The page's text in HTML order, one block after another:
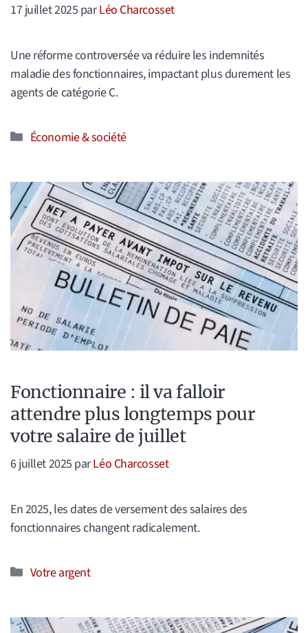
17 juillet 2025 parLéo Charcosset
Une réforme controversée va réduire les indemnités
maladie des fonctionnaires, impactant plus durement les
agents de catégorie C.
Catégories
Économie & société
Fonctionnaire : il va falloir
attendre plus longtemps pour
votre salaire de juillet
6 juillet 2025 parLéo Charcosset
En 2025, les dates de versement des salaires des
fonctionnaires changent radicalement.
Catégories
Votre argent